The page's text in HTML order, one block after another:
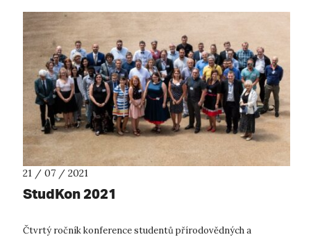
21 / 07 / 2021
StudKon 2021
Čtvrtý ročník konference studentů přírodovědných a